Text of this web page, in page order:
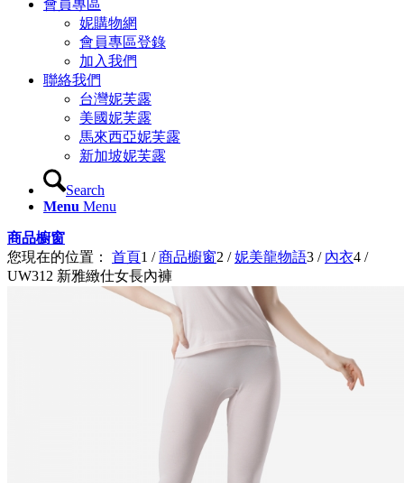
會員專區
妮購物網
會員專區登錄
加入我們
聯絡我們
台灣妮芙露
美國妮芙露
馬來西亞妮芙露
新加坡妮芙露
Search
Menu Menu
商品櫥窗
您現在的位置：
首頁1 / 商品櫥窗2 / 妮美龍物語3 / 內衣4 /
UW312 新雅緻仕女長內褲